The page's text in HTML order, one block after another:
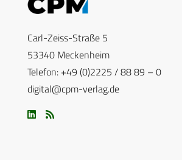
Carl-Zeiss-Straße 5
53340 Meckenheim
Telefon: +49 (0)2225 / 88 89 – 0
digital@cpm-verlag.de